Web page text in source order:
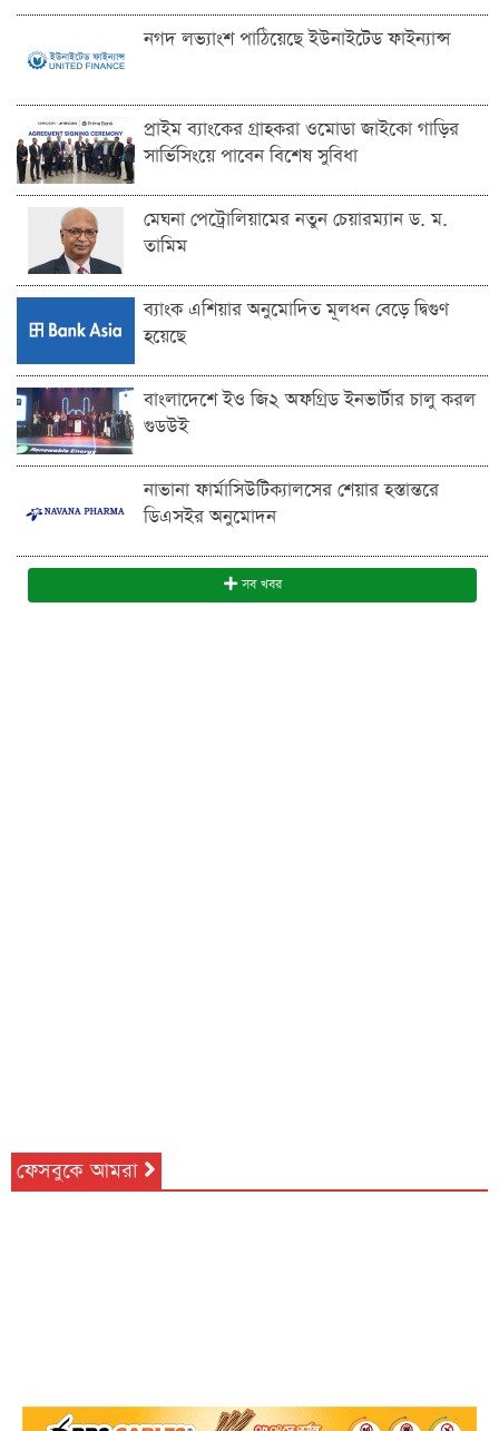
নগদ লভ্যাংশ পাঠিয়েছে ইউনাইটেড ফাইন্যান্স
প্রাইম ব্যাংকের গ্রাহকরা ওমোডা জাইকো গাড়ির
সার্ভিসিংয়ে পাবেন বিশেষ সুবিধা
মেঘনা পেট্রোলিয়ামের নতুন চেয়ারম্যান ড. ম.
তামিম
ব্যাংক এশিয়ার অনুমোদিত মূলধন বেড়ে দ্বিগুণ
হয়েছে
বাংলাদেশে ইও জি২ অফগ্রিড ইনভার্টার চালু করল
গুডউই
নাভানা ফার্মাসিউটিক্যালসের শেয়ার হস্তান্তরে
ডিএসইর অনুমোদন
সব খবর
ফেসবুকে আমরা